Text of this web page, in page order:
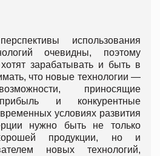
использования
очевидны, поэтому
зарабатывать и быть в
что новые технологии —
приносящие
и конкурентные
условиях развития
нужно быть не только
продукции, но и
новых технологий,